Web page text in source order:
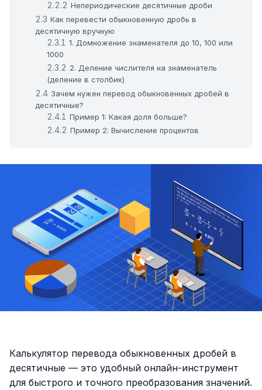
Непериодические десятичные дроби
Как перевести обыкновенную дробь в
десятичную вручную
1. Домножение знаменателя до 10, 100 или
1000
2. Деление числителя на знаменатель
(деление в столбик)
Зачем нужен перевод обыкновенных дробей в
десятичные?
Пример 1: Какая доля больше?
Пример 2: Вычисление процентов
Калькулятор перевода обыкновенных дробей в
десятичные — это удобный онлайн-инструмент
для быстрого и точного преобразования значений.